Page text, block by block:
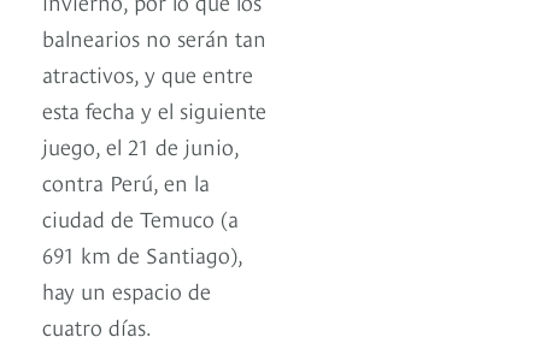
balnearios no serán tan
atractivos, y que entre
esta fecha y el siguiente
juego, el 21 de junio,
contra Perú, en la
ciudad de Temuco (a
691 km de Santiago),
hay un espacio de
cuatro días.